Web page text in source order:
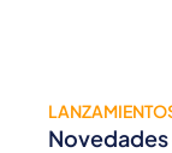
Novedades